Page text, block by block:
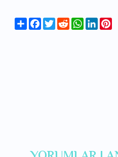
Share Facebook
TwitterRedditWhatsApp
LinkedIn